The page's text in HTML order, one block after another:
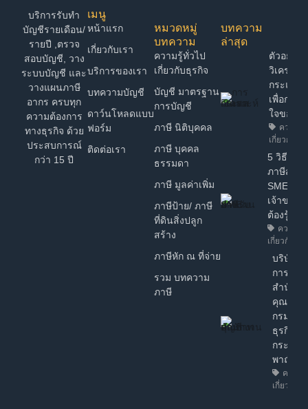
บริการรับทำ
บัญชีรายเดือน/
รายปี ,ตรวจ
สอบบัญชี, วาง
ระบบบัญชี และ
วางแผนภาษี
อากร ครบทุก
ความต้องการ
ทางธุรกิจ ด้วย
ประสบการณ์
กว่า 15 ปี
เมนู
หน้าแรก
เกี่ยวกับเรา
บริการของเรา
บทความบัญชี
ดาว์นโหลดแบบ
ฟอร์ม
ติดต่อเรา
หมวดหมู่
บทความ
ความรู้ทั่วไป
เกี่ยวกับธุรกิจ
บัญชี มาตรฐาน
การบัญชี
ภาษี นิติบุคคล
ภาษี บุคคล
ธรรมดา
ภาษี มูลค่าเพิ่ม
ภาษีป้าย/ ภาษี
ที่ดินสิ่งปลูก
สร้าง
ภาษีหัก ณ ที่จ่าย
รวม บทความ
ภาษี
บทความ
ล่าสุด
ตัวอย่าง
วิเคราะห์
กระแสเ
เพื่อการ
ใจของ
ความรู้
เกี่ยวกับธุร
5 วิธี วา
ภาษีสำห
SME ง่า
เจ้าของธุ
ต้องรู้!
ความรู้
เกี่ยวกับธุร
บริษัทฯ
การรับร
สำนักง
คุณภาพ
กรมพัฒ
ธุรกิจก
กระทรว
พาณิชย์
ความ
เกี่ยวกับธุ